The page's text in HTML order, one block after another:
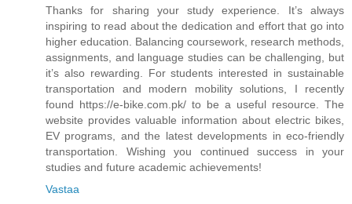
Thanks for sharing your study experience. It’s always
inspiring to read about the dedication and effort that go into
higher education. Balancing coursework, research methods,
assignments, and language studies can be challenging, but
it’s also rewarding. For students interested in sustainable
transportation and modern mobility solutions, I recently
found https://e-bike.com.pk/ to be a useful resource. The
website provides valuable information about electric bikes,
EV programs, and the latest developments in eco-friendly
transportation. Wishing you continued success in your
studies and future academic achievements!
Vastaa